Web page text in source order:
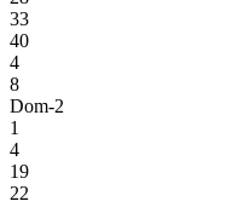
33
40
4
8
Dom-2
1
4
19
22